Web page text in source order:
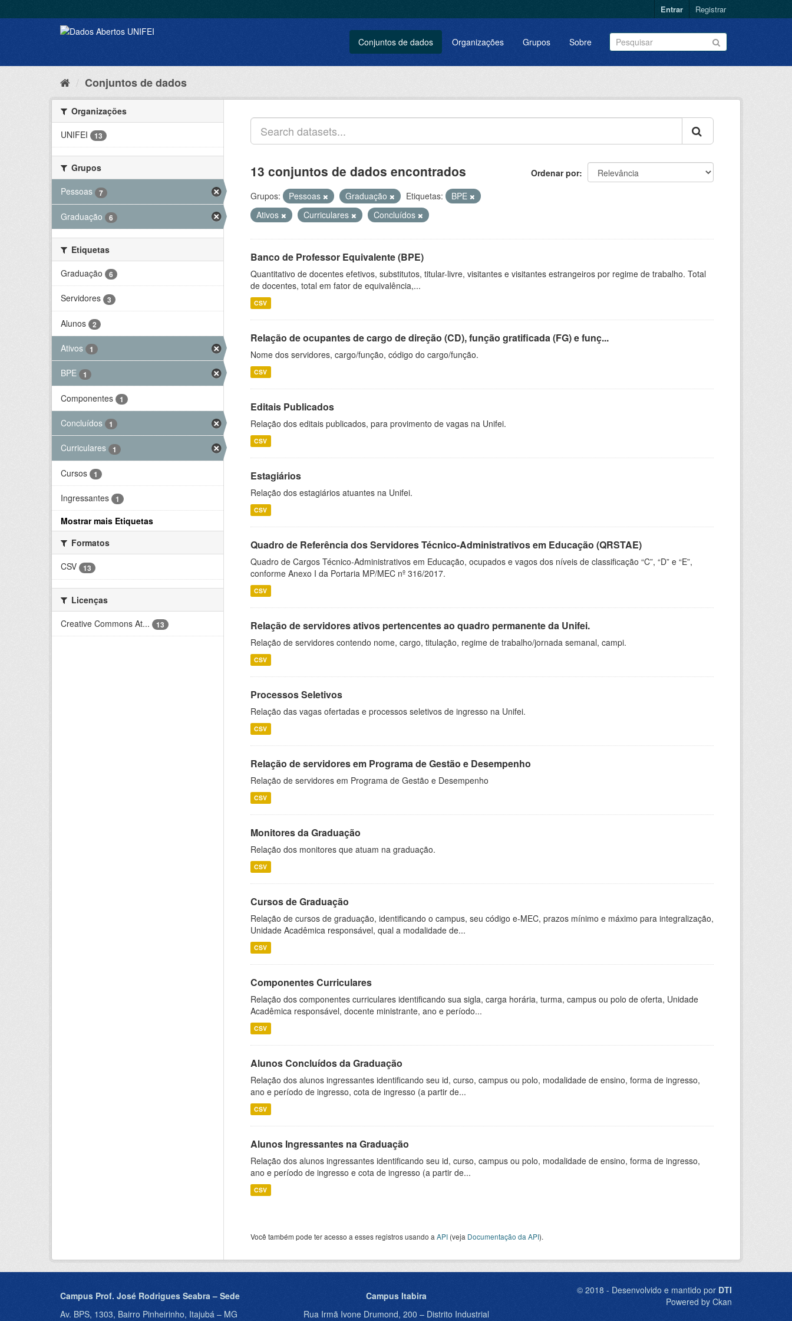
Entrar Registrar
Conjuntos de dados Organizações Grupos Sobre
Conjuntos de dados
Organizações
UNIFEI
13
Grupos
Pessoas
7
Graduação 6
Etiquetas
Graduação
6
Servidores 3
Alunos 2
Ativos 1
BPE 1
Componentes 1
Concluídos 1
Curriculares 1
Cursos 1
Ingressantes 1
Mostrar mais Etiquetas
Formatos
CSV
13
Licenças
Creative Commons At...
13
Ordenar por
13 conjuntos de dados encontrados
Grupos: Pessoas Graduação Etiquetas:
BPE
Ativos
Curriculares Concluídos
Banco de Professor Equivalente (BPE)
Quantitativo de docentes efetivos, substitutos, titular-livre, visitantes e visitantes estrangeiros por regime de trabalho. Total
de docentes, total em fator de equivalência,...
CSV
Relação de ocupantes de cargo de direção (CD), função gratificada (FG) e funç...
Nome dos servidores, cargo/função, código do cargo/função.
CSV
Editais Publicados
Relação dos editais publicados, para provimento de vagas na Unifei.
CSV
Estagiários
Relação dos estagiários atuantes na Unifei.
CSV
Quadro de Referência dos Servidores Técnico-Administrativos em Educação (QRSTAE)
Quadro de Cargos Técnico-Administrativos em Educação, ocupados e vagos dos níveis de classificação “C”, “D” e “E”,
conforme Anexo I da Portaria MP/MEC nº 316/2017.
CSV
Relação de servidores ativos pertencentes ao quadro permanente da Unifei.
Relação de servidores contendo nome, cargo, titulação, regime de trabalho/jornada semanal, campi.
CSV
Processos Seletivos
Relação das vagas ofertadas e processos seletivos de ingresso na Unifei.
CSV
Relação de servidores em Programa de Gestão e Desempenho
Relação de servidores em Programa de Gestão e Desempenho
CSV
Monitores da Graduação
Relação dos monitores que atuam na graduação.
CSV
Cursos de Graduação
Relação de cursos de graduação, identificando o campus, seu código e-MEC, prazos mínimo e máximo para integralização,
Unidade Acadêmica responsável, qual a modalidade de...
CSV
Componentes Curriculares
Relação dos componentes curriculares identificando sua sigla, carga horária, turma, campus ou polo de oferta, Unidade
Acadêmica responsável, docente ministrante, ano e período...
CSV
Alunos Concluídos da Graduação
Relação dos alunos ingressantes identificando seu id, curso, campus ou polo, modalidade de ensino, forma de ingresso,
ano e período de ingresso, cota de ingresso (a partir de...
CSV
Alunos Ingressantes na Graduação
Relação dos alunos ingressantes identificando seu id, curso, campus ou polo, modalidade de ensino, forma de ingresso,
ano e período de ingresso e cota de ingresso (a partir de...
CSV
Você também pode ter acesso a esses registros usando a API (veja Documentação da API).
Campus Prof. José Rodrigues Seabra – Sede
Av. BPS, 1303, Bairro Pinheirinho, Itajubá – MG
Campus Itabira
Rua Irmã Ivone Drumond, 200 – Distrito Industrial
© 2018 - Desenvolvido e mantido por DTI
Powered by Ckan